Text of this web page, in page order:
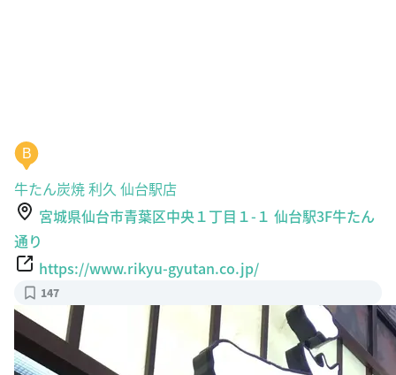
B
牛たん炭焼 利久 仙台駅店
宮城県仙台市青葉区中央１丁目１-１ 仙台駅3F牛たん
通り
https://www.rikyu-gyutan.co.jp/
147